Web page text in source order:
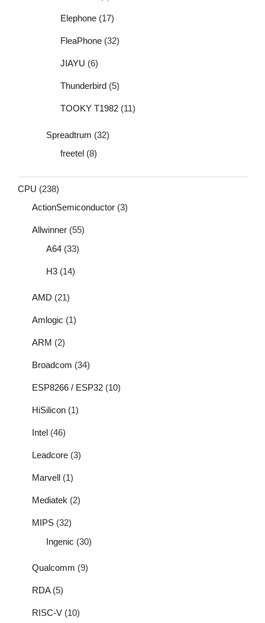
Elephone (17)
FleaPhone (32)
JIAYU (6)
Thunderbird (5)
TOOKY T1982 (11)
Spreadtrum (32)
freetel (8)
CPU (238)
ActionSemiconductor (3)
Allwinner (55)
A64 (33)
H3 (14)
AMD (21)
Amlogic (1)
ARM (2)
Broadcom (34)
ESP8266 / ESP32 (10)
HiSilicon (1)
Intel (46)
Leadcore (3)
Marvell (1)
Mediatek (2)
MIPS (32)
Ingenic (30)
Qualcomm (9)
RDA(5)
RISC-V (10)